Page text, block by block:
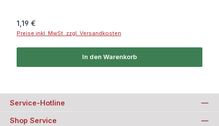
Regulärer Preis:
1,19 €
Preise inkl. MwSt. zzgl. Versandkosten
In den Warenkorb
Service-Hotline
Shop Service